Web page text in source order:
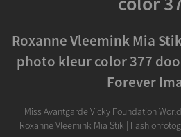
Roxanne Vleemink Mia
photo kleur color 377
Forever
Miss Avantgarde Vicky Foundation
Roxanne Vleemink Mia Stik |